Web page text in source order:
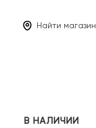
Найти магазин
В НАЛИЧИИ